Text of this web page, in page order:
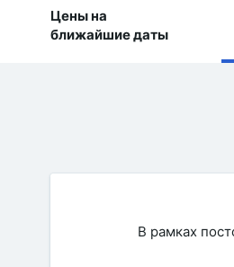
Цены на
ближайшие даты
В рамках